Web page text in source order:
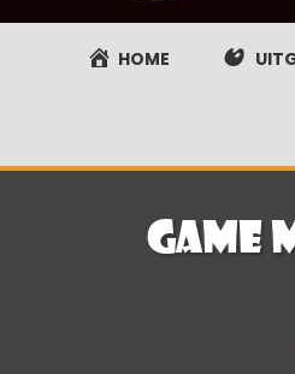
Het meest interessante
HOME